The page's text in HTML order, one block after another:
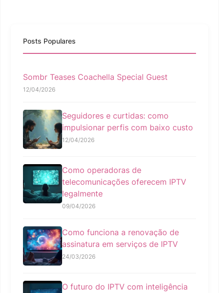
Posts Populares
Sombr Teases Coachella Special Guest
12/04/2026
Seguidores e curtidas: como
impulsionar perfis com baixo custo
12/04/2026
Como operadoras de
telecomunicações oferecem IPTV
legalmente
09/04/2026
Como funciona a renovação de
assinatura em serviços de IPTV
24/03/2026
O futuro do IPTV com inteligência